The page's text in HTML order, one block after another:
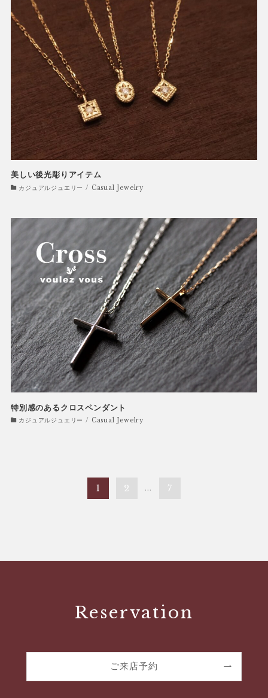
美しい後光彫りアイテム
カジュアルジュエリー / Casual Jewelry
特別感のあるクロスペンダント
カジュアルジュエリー / Casual Jewelry
1 2 ... 7
Reservation
ご来店予約